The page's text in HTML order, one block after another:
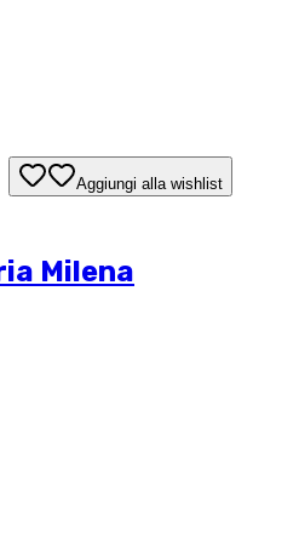
Aggiungi alla wishlist
Milena